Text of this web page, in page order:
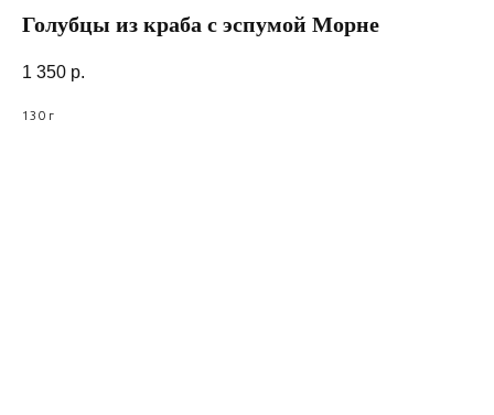
Голубцы из краба с эспумой Морне
1 350 р.
130 г